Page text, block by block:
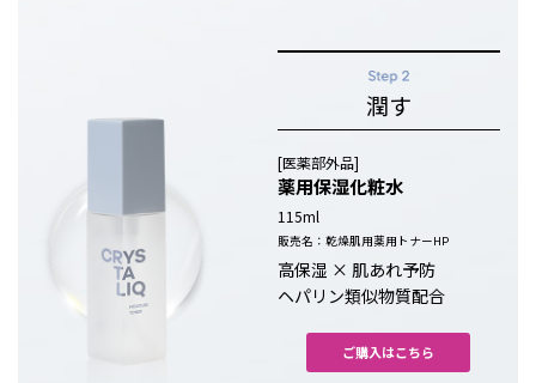
潤す
[医薬部外品]
薬用保湿化粧水
115ml
販売名：乾燥肌用薬用トナーHP
高保湿 × 肌あれ予防
ヘパリン類似物質配合
ご購入はこちら